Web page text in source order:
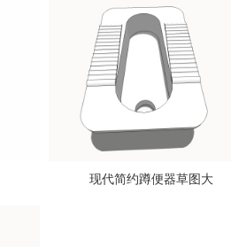
现代简约蹲便器草图大